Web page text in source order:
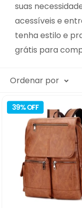
suas
acessíveis e
tenha estilo e
grátis para
Ordenar por
39% OFF